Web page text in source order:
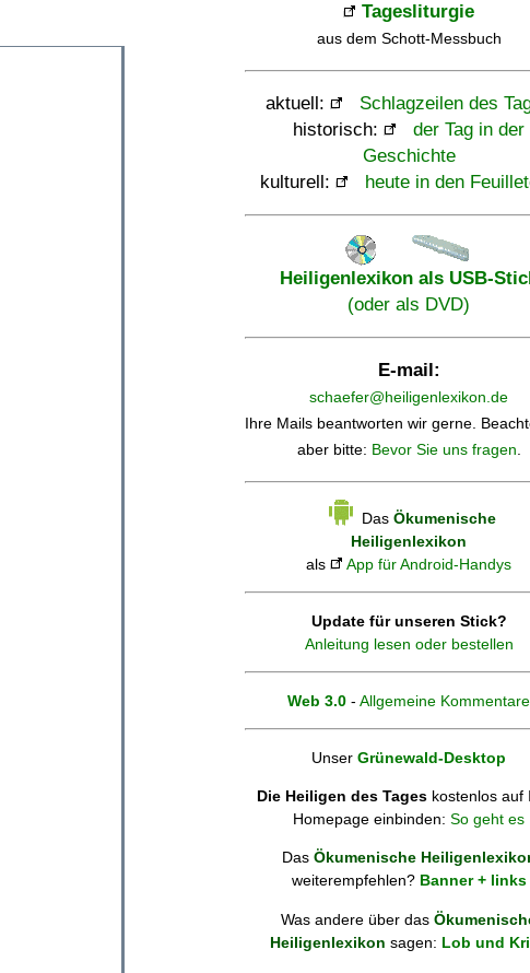
Tagesliturgie
aus dem Schott-Messbuch
aktuell:
Schlagzeilen des
historisch:
der Tag in der
Geschichte
kulturell:
heute in den
Heiligenlexikon als USB-
(oder als DVD)
E-mail:
schaefer@heiligenlexikon.de
Ihre Mails beantworten wir gerne.
aber bitte: Bevor Sie uns fragen.
Das Ökumenische
Heiligenlexikon
als
App für Android-Handys
Update für unseren Stick?
Anleitung lesen oder bestellen
Web 3.0 - Allgemeine Kommentare
Unser Grünewald-Desktop
Die Heiligen des Tages kostenlos auf
Homepage einbinden: So geht es
Das Ökumenische
weiterempfehlen? Banner + links
Was andere über das
Heiligenlexikon sagen: Lob und